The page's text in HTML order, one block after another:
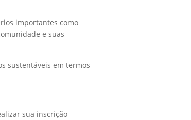
importantes como
e suas
sustentáveis em termos
sua inscrição